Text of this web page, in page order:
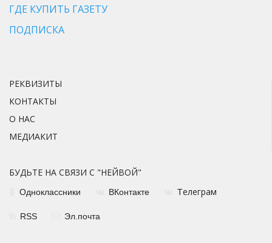
ГДЕ КУПИТЬ ГАЗЕТУ
ПОДПИСКА
РЕКВИЗИТЫ
КОНТАКТЫ
О НАС
МЕДИАКИТ
БУДЬТЕ НА СВЯЗИ С "НЕЙВОЙ"
Одноклассники ВКонтакте Телеграм
RSS Эл.почта